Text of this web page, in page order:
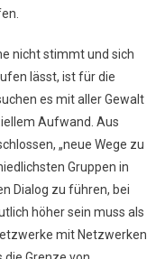
nicht stimmt und sich
lässt, ist für die
es mit aller Gewalt
Aufwand. Aus
„neue Wege zu
Gruppen in
Dialog zu führen, bei
höher sein muss als
mit Netzwerken